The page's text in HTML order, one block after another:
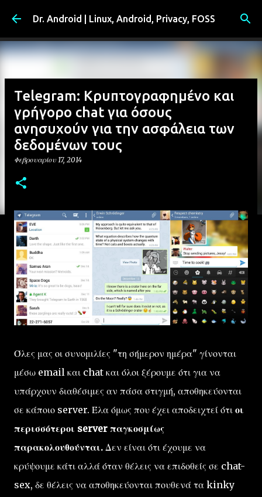
Μετάβαση στο κύριο περιεχόμενο
Dr. Android | Linux, Android, Privacy, FOSS
Telegram: Κρυπτογραφημένο και
γρήγορο chat για όσους
ανησυχούν για την ασφάλεια των
δεδομένων τους
Φεβρουαρίου 17, 2014
Όλες μας οι συνομιλίες "τη σήμερον ημέρα" γίνονται
μέσω email και chat και όλοι ξέρουμε ότι για να
υπάρχουν διαθέσιμες αν πάσα στιγμή, αποθηκεύονται
σε κάποιο server. Έλα όμως που έχει αποδειχτεί ότι οι
περισσότεροι server παγκοσμίως
παρακολουθούνται. Δεν είναι ότι έχουμε να
κρύψουμε κάτι αλλά όταν θέλεις να επιδοθείς σε chat-
sex, δε θέλεις να αποθηκεύονται πουθενά τα kinky